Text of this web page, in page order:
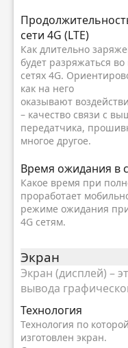
сети 4G (LTE)
Как длительно
будет разряжаться
сетях 4G.
как на него
оказывают
– качество связи с
передатчика,
многое другое.
Время ожидания в
Какое время при
проработает
режиме ожидания
4G сетям.
Экран
Экран (дисплей) –
вывода
Технология
Технология по которой
изготовлен экран.